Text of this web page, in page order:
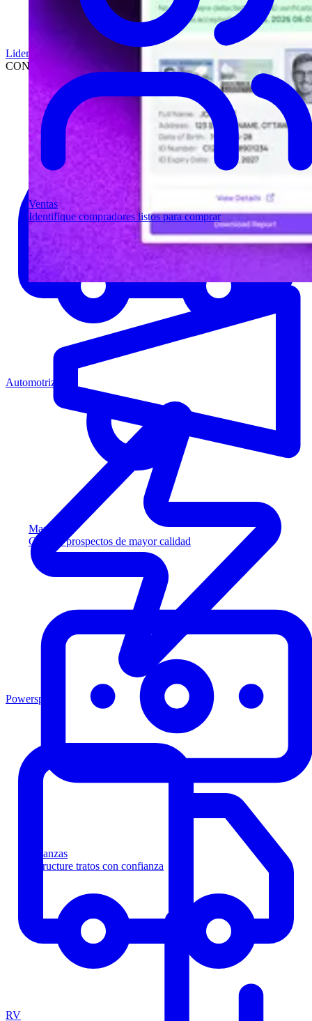
Ventas
Identifique compradores listos para comprar
Marketing
Capture prospectos de mayor calidad
Finanzas
Estructure tratos con confianza
Liderazgo
CONCESIONARIOS
Automotriz
Powersports
RV